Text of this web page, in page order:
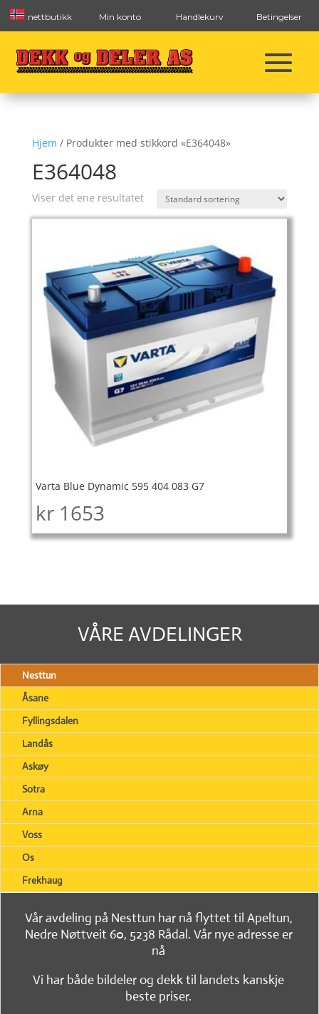
nettbutikk Min konto Handlekurv Betingelser
Hjem / Produkter med stikkord «E364048»
E364048
Viser det ene resultatet
Varta Blue Dynamic 595 404 083 G7
kr 1653
VÅRE AVDELINGER
Nesttun
Åsane
Fyllingsdalen
Landås
Askøy
Sotra
Arna
Voss
Os
Frekhaug
Vår avdeling på Nesttun har nå flyttet til Apeltun,
Nedre Nøttveit 60, 5238 Rådal. Vår nye adresse er
nå
Vi har både bildeler og dekk til landets kanskje
beste priser.